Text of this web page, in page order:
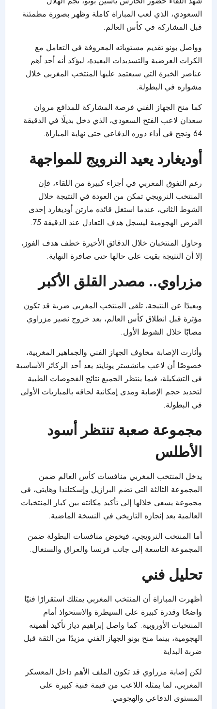
السعودي، الذي لعب المباراة كاملة وظهر بصورة مطمئنة
قبل المشاركة في كأس العالم.
وواصل بونو تقديم مستوياته المعروفة في التعامل مع
الكرات العرضية والتسديدات البعيدة، ليؤكد أنه أحد أهم
عناصر الخبرة التي سيعتمد عليها المنتخب المغربي خلال
مشواره في البطولة.
كما منح الجهاز الفني فرصة المشاركة للمدافع مروان
سعدان لاعب الفتح السعودي، الذي دخل بديلًا في الدقيقة
64 ونجح في أداء دوره الدفاعي حتى نهاية المباراة.
أوديغارد يعيد النرويج للمواجهة
رغم التفوق المغربي في أجزاء كبيرة من اللقاء، فإن
المنتخب النرويجي تمكن من العودة في النتيجة خلال
الشوط الثاني، عندما استغل قائده مارتن أوديغارد إحدى
الفرص الهجومية ليسجل هدف التعادل عند الدقيقة 75.
وحاول المنتخبان خلال الدقائق الأخيرة خطف هدف الفوز،
إلا أن النتيجة بقيت على حالها حتى صافرة النهاية.
مزراوي.. مصدر القلق الأكبر
وبعيدًا عن النتيجة، تلقى المنتخب المغربي ضربة قد تكون
مؤثرة قبل انطلاق كأس العالم، بعد خروج نصير مزراوي
مصابًا خلال الشوط الأول.
وأثارت الإصابة مخاوف الجهاز الفني والجماهير المغربية،
خصوصًا أن لاعب مانشستر يونايتد يعد أحد الركائز الأساسية
في التشكيلة، فيما ينتظر الجميع نتائج الفحوصات الطبية
لتحديد حجم الإصابة ومدى إمكانية لحاقه بالمباريات الأولى
في البطولة.
مجموعة صعبة تنتظر أسود
الأطلس
يدخل المنتخب المغربي منافسات كأس العالم ضمن
المجموعة الثالثة التي تضم البرازيل وإسكتلندا وهايتي، في
مجموعة يسعى خلالها إلى تأكيد مكانته بين كبار المنتخبات
العالمية بعد إنجازه التاريخي في النسخة الماضية.
أما المنتخب النرويجي، فيخوض منافسات البطولة ضمن
المجموعة التاسعة إلى جانب فرنسا والعراق والسنغال.
تحليل فني
أظهرت المباراة أن المنتخب المغربي يمتلك استقرارًا فنيًا
واضحًا وقدرة كبيرة على السيطرة والاستحواذ أمام
المنتخبات الأوروبية. كما واصل إبراهيم دياز تأكيد أهميته
الهجومية، بينما منح بونو الجهاز الفني مزيدًا من الثقة قبل
ضربة البداية.
لكن إصابة مزراوي قد تكون الملف الأهم داخل المعسكر
المغربي، لما يمثله اللاعب من قيمة فنية كبيرة على
المستوى الدفاعي والهجومي.